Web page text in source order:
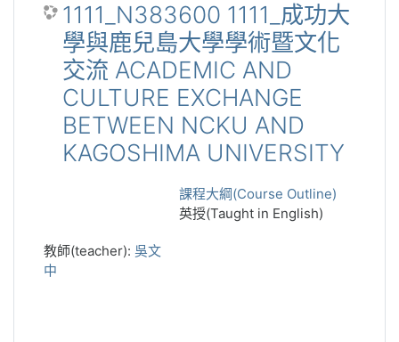
1111_N383600 1111_成功大
學與鹿兒島大學學術暨文化
交流 ACADEMIC AND
CULTURE EXCHANGE
BETWEEN NCKU AND
KAGOSHIMA UNIVERSITY
課程大綱(Course Outline)
英授(Taught in English)
教師(teacher): 吳文
中